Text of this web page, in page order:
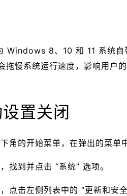
8、10 和 11 系统自
拖慢系统运行速度，影响用
置关闭
角的开始菜单，在弹出的菜单
找到并点击 “系统” 选项。
点击左侧列表中的 “更新和安全